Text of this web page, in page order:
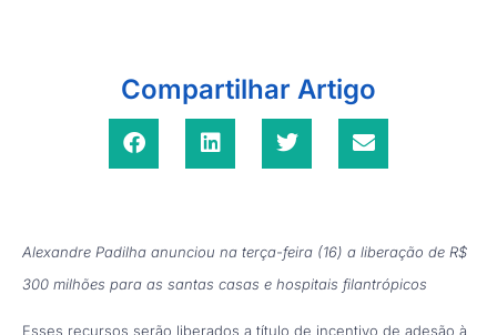
Compartilhar Artigo
Alexandre Padilha anunciou na terça-feira (16) a liberação de R$
300 milhões para as santas casas e hospitais filantrópicos
Esses recursos serão liberados a título de incentivo de adesão à